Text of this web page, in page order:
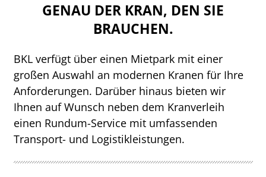
GENAU DER KRAN, DEN SIE
BRAUCHEN.
BKL verfügt über einen Mietpark mit einer
großen Auswahl an modernen Kranen für Ihre
Anforderungen. Darüber hinaus bieten wir
Ihnen auf Wunsch neben dem Kranverleih
einen Rundum-Service mit umfassenden
Transport- und Logistikleistungen.